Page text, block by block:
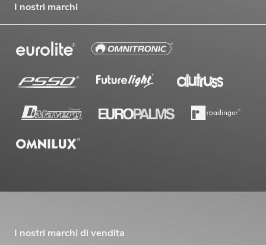
I nostri marchi
I nostri marchi di vendita